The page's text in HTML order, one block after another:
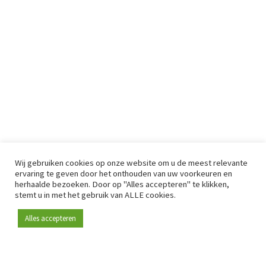
Wij gebruiken cookies op onze website om u de meest relevante
ervaring te geven door het onthouden van uw voorkeuren en
herhaalde bezoeken. Door op "Alles accepteren" te klikken,
stemt u in met het gebruik van ALLE cookies.
Alles accepteren